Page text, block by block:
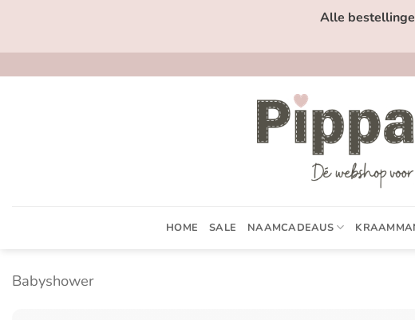
inhoud
Alle
HOME SALE NAAMCADEAUS
Babyshower